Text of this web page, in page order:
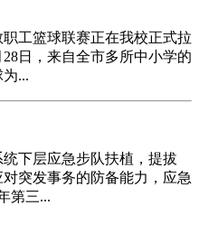
工篮球联赛正在我校正式拉
日，来自全市多所中小学的
...
下层应急步队扶植，提拔
突发事务的防备能力，应急
第三...